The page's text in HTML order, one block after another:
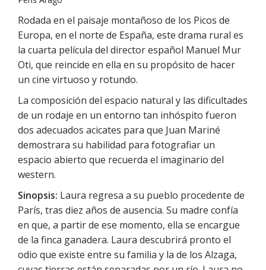
Rodada en el paisaje montañoso de los Picos de
Europa, en el norte de España, este drama rural es
la cuarta película del director español Manuel Mur
Oti, que reincide en ella en su propósito de hacer
un cine virtuoso y rotundo.
La composición del espacio natural y las dificultades
de un rodaje en un entorno tan inhóspito fueron
dos adecuados acicates para que Juan Mariné
demostrara su habilidad para fotografiar un
espacio abierto que recuerda el imaginario del
western.
Sinopsis: Laura regresa a su pueblo procedente de
París, tras diez años de ausencia. Su madre confía
en que, a partir de ese momento, ella se encargue
de la finca ganadera. Laura descubrirá pronto el
odio que existe entre su familia y la de los Alzaga,